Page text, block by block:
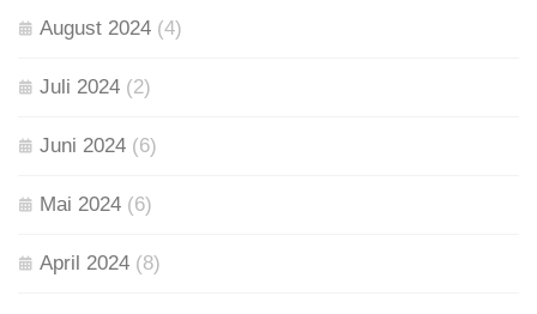
August 2024 (4)
Juli 2024 (2)
Juni 2024 (6)
Mai 2024 (6)
April 2024 (8)